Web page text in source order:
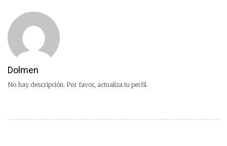
Dolmen
No hay descripción. Por favor, actualiza tu perfil.